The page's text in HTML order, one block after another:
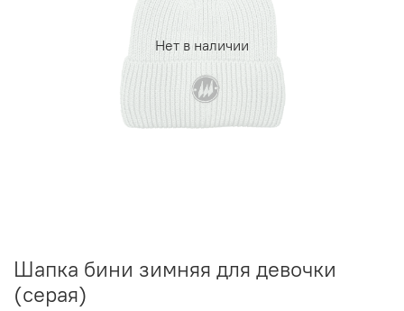
Нет в наличии
Шапка бини зимняя для девочки
(серая)